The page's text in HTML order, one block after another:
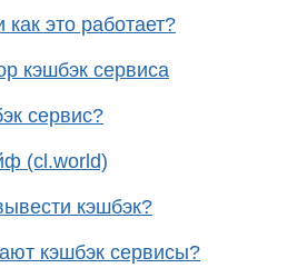
как это работает?
кэшбэк сервиса
сервис?
(cl.world)
кэшбэк?
кэшбэк сервисы?